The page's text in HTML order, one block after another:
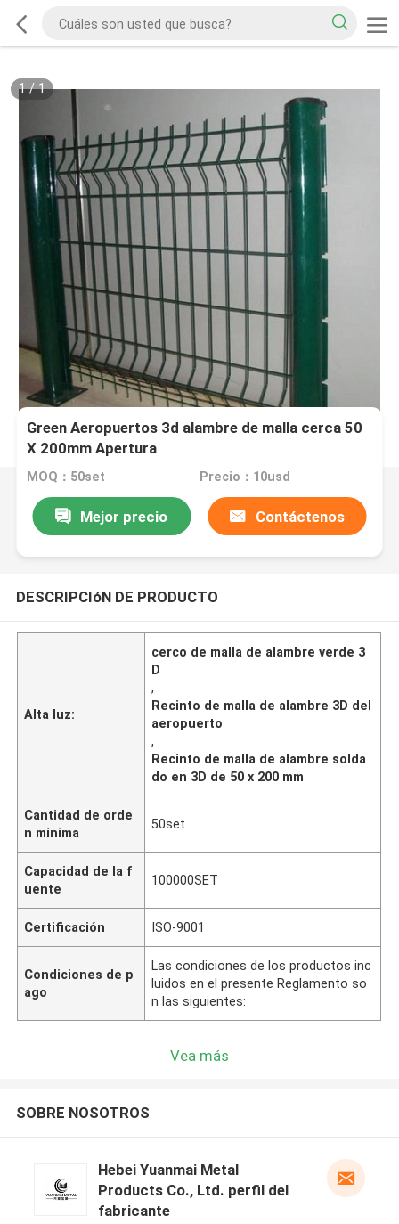
1/1
Green Aeropuertos 3d alambre de malla cerca 50
X 200mm Apertura
MOQ：50set Precio：10usd
Mejor precio Contáctenos
DESCRIPCIóN DE PRODUCTO
Alta luz:
cerco de malla de alambre verde 3
D
,
Recinto de malla de alambre 3D del
aeropuerto
,
Recinto de malla de alambre solda
do en 3D de 50 x 200 mm
Cantidad de orde
n mínima
50set
Capacidad de la f
uente
100000SET
Certificación ISO-9001
Condiciones de p
ago
Las condiciones de los productos inc
luidos en el presente Reglamento so
n las siguientes:
Vea más
SOBRE NOSOTROS
Hebei Yuanmai Metal
Products Co., Ltd. perfil del
fabricante